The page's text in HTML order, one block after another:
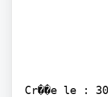
Cr��e le :